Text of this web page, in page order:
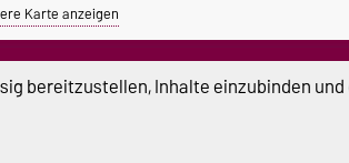
Karte anzeigen
und Unterstützung
DIESE SEITE
bereitzustellen, Inhalte einzubinden